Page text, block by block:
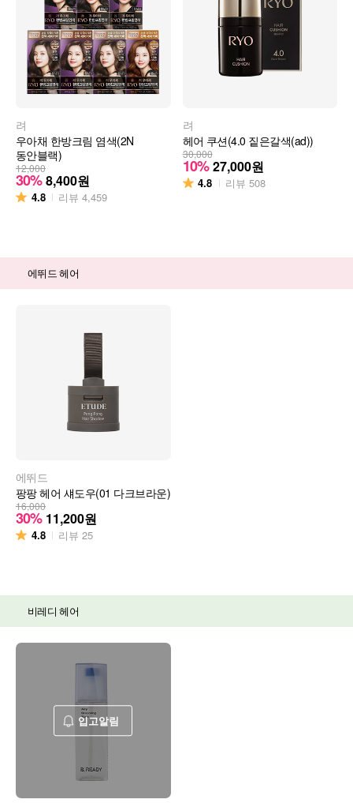
려
우아채 한방크림 염색(2N
동안블랙)
12,000
30% 8,400원
4.8 리뷰 4,459
려
헤어 쿠션(4.0 짙은갈색(ad))
30,000
10% 27,000원
4.8 리뷰 508
에뛰드 헤어
에뛰드
팡팡 헤어 섀도우(01 다크브라운)
16,000
30% 11,200원
4.8 리뷰 25
비레디 헤어
입고알림